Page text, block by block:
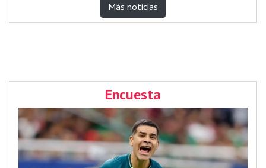
Más noticias
Encuesta